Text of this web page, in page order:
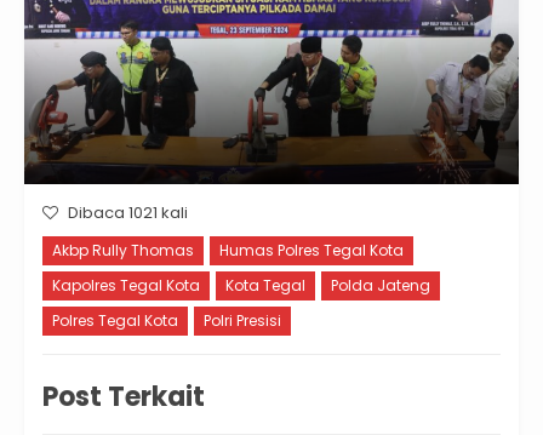
Dibaca 1021 kali
Akbp Rully Thomas
Humas Polres Tegal Kota
Kapolres Tegal Kota
Kota Tegal
Polda Jateng
Polres Tegal Kota
Polri Presisi
Post Terkait